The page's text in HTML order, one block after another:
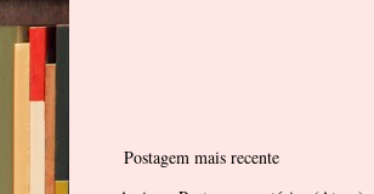
Postagem mais recente